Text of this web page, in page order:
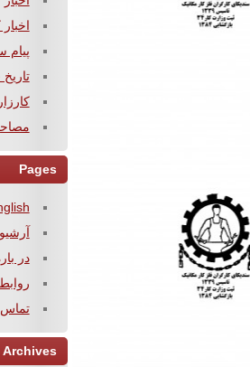
پیام
کارزار
Pages
در
تماس
Archives